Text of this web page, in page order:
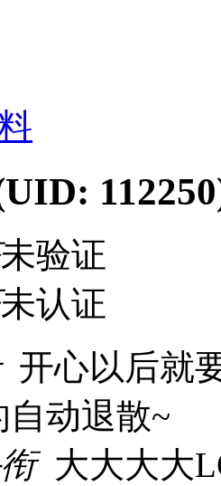
未验证
未认证
开心以后就
动退散~
大大大大